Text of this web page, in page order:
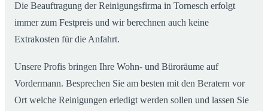
Die Beauftragung der Reinigungsfirma in Tornesch erfolgt
immer zum Festpreis und wir berechnen auch keine
Extrakosten für die Anfahrt.
Unsere Profis bringen Ihre Wohn- und Büroräume auf
Vordermann. Besprechen Sie am besten mit den Beratern vor
Ort welche Reinigungen erledigt werden sollen und lassen Sie